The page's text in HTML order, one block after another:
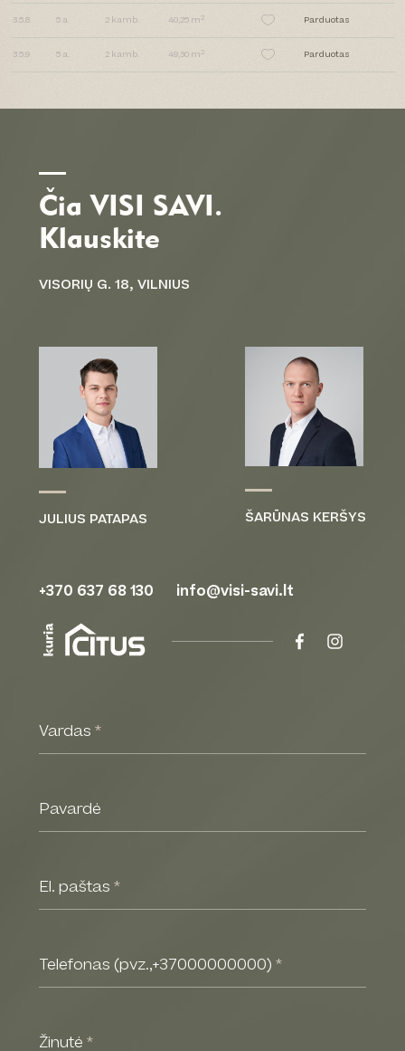
3.5.8 5 a. 2 kamb. 40,25 m 2 Parduotas
3.5.9 5 a. 2 kamb. 49,30 m2 Parduotas
Čia VISI SAVI.
Klauskite
VISORIŲ G. 18, VILNIUS
JULIUS PATAPAS ŠARŪNAS KERŠYS
+370 637 68 130 info@visi-savi.lt
Vardas*
Pavardė
El. paštas*
Telefonas (pvz.,+37000000000)*
Žinutė*